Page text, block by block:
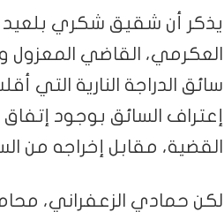
يذكر أن شقيق شكري بلعيد
العكرمي، القاضي
سائق الدراجة النارية التي
إعتراف السائق بوجود
القضية، مقابل إخراجه
لكن حمادي الزعفراني،